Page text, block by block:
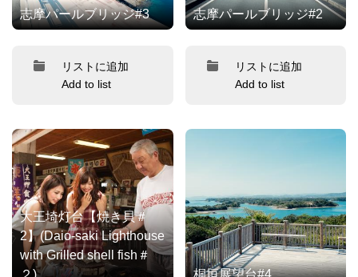
志摩パールブリッジ#3
リストに追加
Add to list
志摩パールブリッジ#2
リストに追加
Add to list
大王埼灯台【焼き貝＃
2】(Daio-saki Lighthouse
with Grilled shell fish＃
２)
桐垣展望台#4